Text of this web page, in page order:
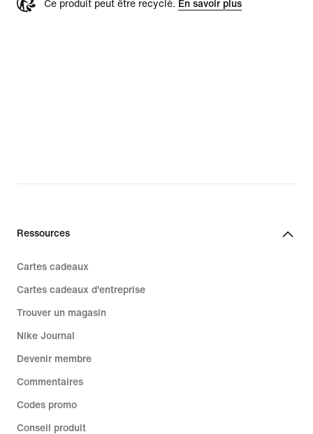
Ce produit peut être recyclé. En savoir plus
Ressources
Cartes cadeaux
Cartes cadeaux d'entreprise
Trouver un magasin
Nike Journal
Devenir membre
Commentaires
Codes promo
Conseil produit